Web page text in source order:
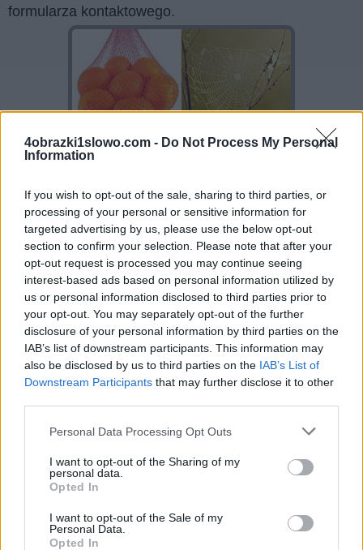
4obrazki1slowo.com - Do Not Process My Personal
Information
If you wish to opt-out of the sale, sharing to third parties, or
processing of your personal or sensitive information for
targeted advertising by us, please use the below opt-out
section to confirm your selection. Please note that after your
opt-out request is processed you may continue seeing
interest-based ads based on personal information utilized by
us or personal information disclosed to third parties prior to
your opt-out. You may separately opt-out of the further
disclosure of your personal information by third parties on the
IAB’s list of downstream participants. This information may
also be disclosed by us to third parties on the IAB’s List of
Downstream Participants that may further disclose it to other
Personal Data Processing Opt Outs
I want to opt-out of the Sharing of my
personal data.
Opted In
I want to opt-out of the Sale of my
Personal Data.
Opted In
formularza kontaktowego.
Odpowiedź: